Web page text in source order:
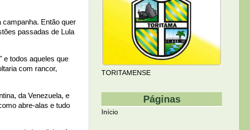
Então quer
passadas de Lula
e todos aqueles que
com rancor,
da Venezuela, e
abre-alas e tudo
TORITAMENSE
Páginas
Início